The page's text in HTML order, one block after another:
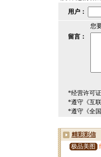
用户：
您
留言：
*经营许可
*遵守《互
*遵守《全